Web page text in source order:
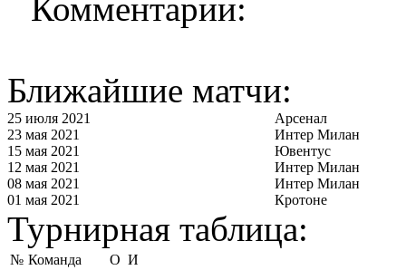
Комментарии:
Ближайшие матчи:
25 июля 2021
Арсенал
23 мая 2021
Интер Милан
15 мая 2021
Ювентус
12 мая 2021
Интер Милан
08 мая 2021
Интер Милан
01 мая 2021
Кротоне
Турнирная таблица:
№ Команда О И